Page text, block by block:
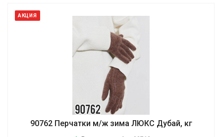
АКЦИЯ
90762 Перчатки м/ж зима ЛЮКС Дубай, кг